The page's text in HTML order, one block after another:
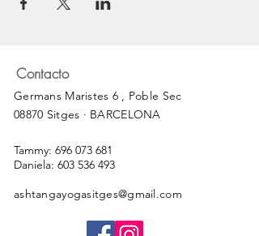
Contacto
Germans Maristes 6 , Poble Sec
08870 Sitges · BARCELONA
Tammy: 696 073 681
Daniela: 603 536 493
ashtangayogasitges@gmail.com